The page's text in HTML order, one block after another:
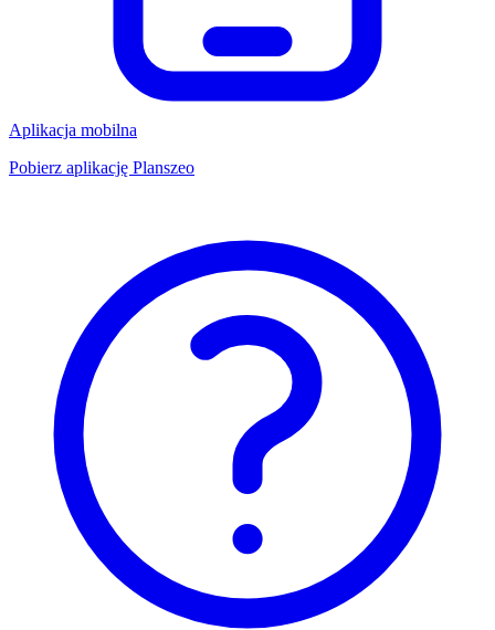
Aplikacja mobilna
Pobierz aplikację Planszeo